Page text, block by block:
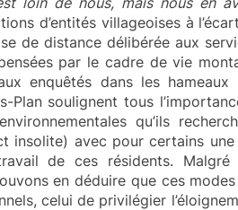
d’entités villageoises à
de distance délibérée aux
par le cadre de vie
enquêtés dans les
Plan soulignent tous
qu’ils
insolite) avec pour certains
de ces résidents.
en déduire que ces
celui de privilégier